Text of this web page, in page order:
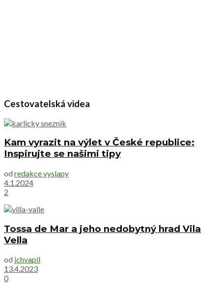
Cestovatelská videa
Kam vyrazit na výlet v České republice:
Inspirujte se našimi tipy
od redakce vyslapy
4.1.2024
2
Tossa de Mar a jeho nedobytný hrad Vila
Vella
od jchvapil
13.4.2023
0